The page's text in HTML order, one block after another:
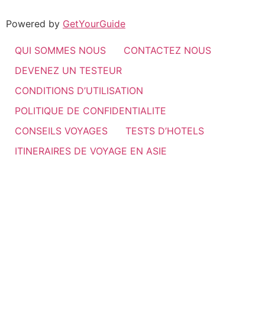
Powered by GetYourGuide
QUI SOMMES NOUS
CONTACTEZ NOUS
DEVENEZ UN TESTEUR
CONDITIONS D’UTILISATION
POLITIQUE DE CONFIDENTIALITE
CONSEILS VOYAGES
TESTS D’HOTELS
ITINERAIRES DE VOYAGE EN ASIE